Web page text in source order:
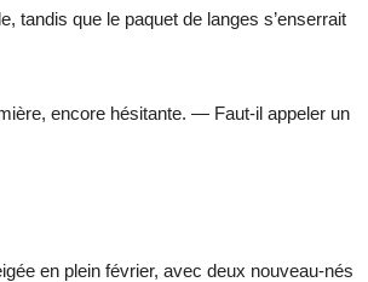
tandis que le paquet de langes s’enserrait
encore hésitante. — Faut-il appeler un
en plein février, avec deux nouveau-nés